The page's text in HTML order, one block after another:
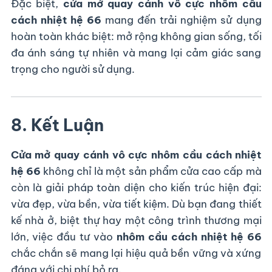
Đặc biệt, cửa mở quay cánh vô cực nhôm cầu
cách nhiệt hệ 66 mang đến trải nghiệm sử dụng
hoàn toàn khác biệt: mở rộng không gian sống, tối
đa ánh sáng tự nhiên và mang lại cảm giác sang
trọng cho người sử dụng.
8. Kết Luận
Cửa mở quay cánh vô cực nhôm cầu cách nhiệt
hệ 66 không chỉ là một sản phẩm cửa cao cấp mà
còn là giải pháp toàn diện cho kiến trúc hiện đại:
vừa đẹp, vừa bền, vừa tiết kiệm. Dù bạn đang thiết
kế nhà ở, biệt thự hay một công trình thương mại
lớn, việc đầu tư vào nhôm cầu cách nhiệt hệ 66
chắc chắn sẽ mang lại hiệu quả bền vững và xứng